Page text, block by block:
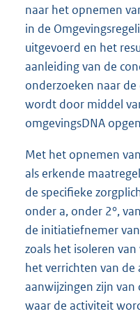
naar het opnemen
in de
uitgevoerd en het
aanleiding van de
onderzoeken naar
wordt door middel
omgevingsDNA
Met het opnemen
als erkende
de specifieke
onder a, onder 2°,
de initiatiefnemer
zoals het isoleren
het verrichten van
aanwijzingen zijn
waar de activiteit